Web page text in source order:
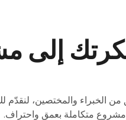
إلى
الخبراء والمختصين، لنقدّم
متكاملة بعمق واحتراف.